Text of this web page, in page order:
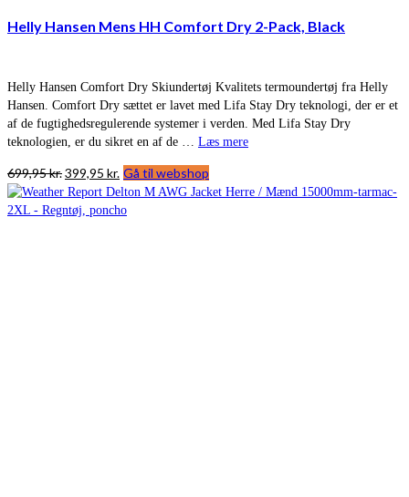
Helly Hansen Mens HH Comfort Dry 2-Pack, Black
Helly Hansen Comfort Dry Skiundertøj Kvalitets termoundertøj fra Helly
Hansen. Comfort Dry sættet er lavet med Lifa Stay Dry teknologi, der er et
af de fugtighedsregulerende systemer i verden. Med Lifa Stay Dry
teknologien, er du sikret en af de … Læs mere
699,95kr.Den
oprindelige
pris
399,95 kr. Den
aktuelle
pris
Gå til webshop